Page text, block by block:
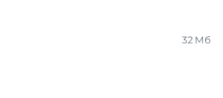
32 Мб